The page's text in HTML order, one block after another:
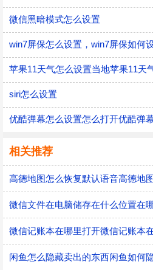
微信黑暗模式怎么设置
win7屏保怎么设置，win7屏保如何
siri怎么设置
优酷弹幕怎么设置怎么打开优酷弹
相关推荐
高德地图怎么恢复默认语音高德地
微信记账本在哪里打开微信记账本
闲鱼怎么隐藏卖出的东西闲鱼如何